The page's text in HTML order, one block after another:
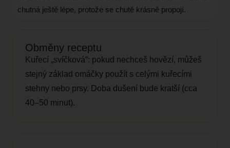
chutná ještě lépe, protože se chutě krásně propojí.
Obměny receptu
Kuřecí „svíčková“: pokud nechceš hovězí, můžeš
stejný základ omáčky použít s celými kuřecími
stehny nebo prsy. Doba dušení bude kratší (cca
40–50 minut).